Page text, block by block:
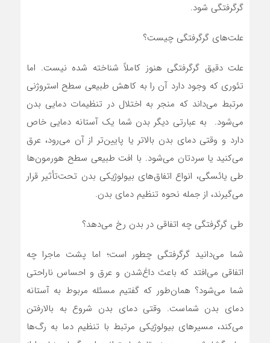
گرگرفتگی شود.
علت‌های گرگرفتگی چیست؟
علت دقیق گرگرفتگی هنوز کاملاً شناخته شده نیست. اما
تئوری که وجود دارد آن را به کاهش طبیعی سطح استروژنی
مرتبط می‌داند که منجر به اختلال در تنظیمات دمایی بدن
می‌شود. به عبارتی دیگر بدن شما یک آستانه دمایی خاص
دارد و وقتی دمای بدن بالاتر یا پایین‌تر از آن می‌رود، عرق
می‌کنید یا سردتان می‌شود. با افت طبیعی سطح هورمون‌ها
طی یائسگی، انواع اتفاق‌های بیولوژیکی بدن تحت‌تأثیر قرار
می‌گیرند، از جمله نحوه تنظیم دمای بدن.
طی گرگرفتگی چه اتفاقی در بدن رخ می‌دهد؟
شما می‌دانید گرگرفتگی چطور است؛ اما پشت ماجرا چه
اتفاقی می‌افتد که باعث داغ‌شدن و عرق و احساس ناراحتی
شما می‌شود؟ همان‌طور که گفتیم مسئله مربوط به آستانه
دمای بدن شماست. وقتی دمای بدن شروع به بالارفتن
می‌کند، مسیرهای بیولوژیکی مرتبط با تنظیم دما به رگ‌ها